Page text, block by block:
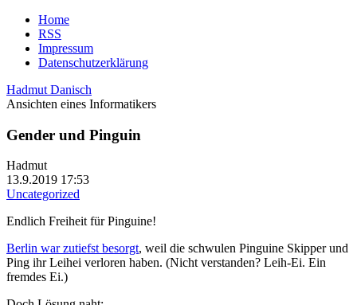
Home
RSS
Impressum
Datenschutzerklärung
Hadmut Danisch
Ansichten eines Informatikers
Gender und Pinguin
Hadmut
13.9.2019 17:53
Uncategorized
Endlich Freiheit für Pinguine!
Berlin war zutiefst besorgt, weil die schwulen Pinguine Skipper und
Ping ihr Leihei verloren haben. (Nicht verstanden? Leih-Ei. Ein
fremdes Ei.)